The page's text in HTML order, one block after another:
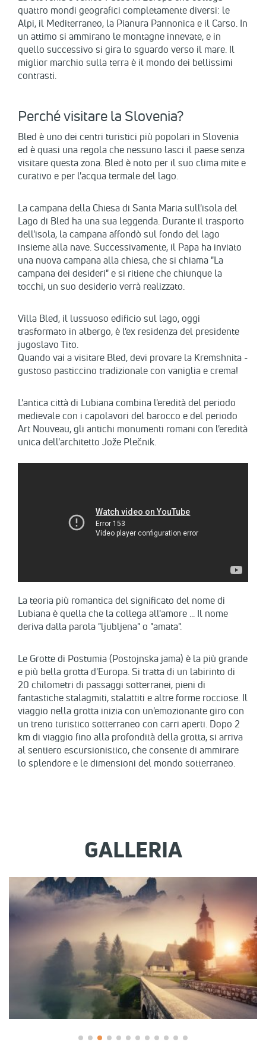
quattro mondi geografici completamente diversi: le
Alpi, il Mediterraneo, la Pianura Pannonica e il Carso. In
un attimo si ammirano le montagne innevate, e in
quello successivo si gira lo sguardo verso il mare. Il
miglior marchio sulla terra è il mondo dei bellissimi
contrasti.
Perché visitare la Slovenia?
Bled è uno dei centri turistici più popolari in Slovenia
ed è quasi una regola che nessuno lasci il paese senza
visitare questa zona. Bled è noto per il suo clima mite e
curativo e per l'acqua termale del lago.
La campana della Chiesa di Santa Maria sull'isola del
Lago di Bled ha una sua leggenda. Durante il trasporto
dell'isola, la campana affondò sul fondo del lago
insieme alla nave. Successivamente, il Papa ha inviato
una nuova campana alla chiesa, che si chiama "La
campana dei desideri" e si ritiene che chiunque la
tocchi, un suo desiderio verrà realizzato.
Villa Bled, il lussuoso edificio sul lago, oggi
trasformato in albergo, è l'ex residenza del presidente
jugoslavo Tito.
Quando vai a visitare Bled, devi provare la Kremshnita -
gustoso pasticcino tradizionale con vaniglia e crema!
L’antica città di Lubiana combina l'eredità del periodo
medievale con i capolavori del barocco e del periodo
Art Nouveau, gli antichi monumenti romani con l'eredità
unica dell'architetto Jože Plečnik.
La teoria più romantica del significato del nome di
Lubiana è quella che la collega all'amore ... Il nome
deriva dalla parola "ljubljena" o "amata".
Le Grotte di Postumia (Postojnska jama) è la più grande
e più bella grotta d'Europa. Si tratta di un labirinto di
20 chilometri di passaggi sotterranei, pieni di
fantastiche stalagmiti, stalattiti e altre forme rocciose. Il
viaggio nella grotta inizia con un'emozionante giro con
un treno turistico sotterraneo con carri aperti. Dopo 2
km di viaggio fino alla profondità della grotta, si arriva
al sentiero escursionistico, che consente di ammirare
lo splendore e le dimensioni del mondo sotterraneo.
GALLERIA